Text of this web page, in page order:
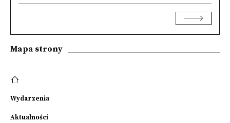
Mapa strony
Wydarzenia
Aktualności